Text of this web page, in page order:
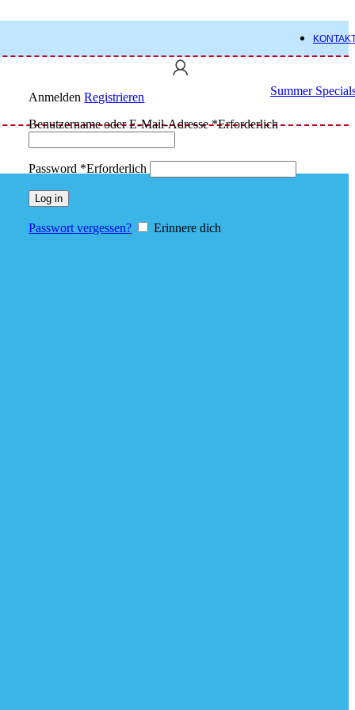
Summer
AnmeldenRegistrieren
Benutzername oder E-Mail-Adresse*Erforderlich
Password *Erforderlich
Log in
Passwort vergessen? Erinnere dich